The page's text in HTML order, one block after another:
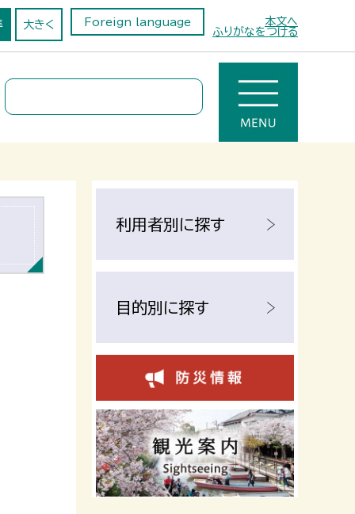
本文へ
大きく
Foreign language
ふりがなをつける
利用者別に探す
目的別に探す